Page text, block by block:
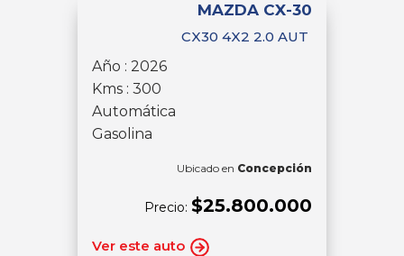
MAZDA CX-30
CX30 4X2 2.0 AUT
Año : 2026
Kms : 300
Automática
Gasolina
Ubicado en Concepción
Precio: $25.800.000
Ver este auto